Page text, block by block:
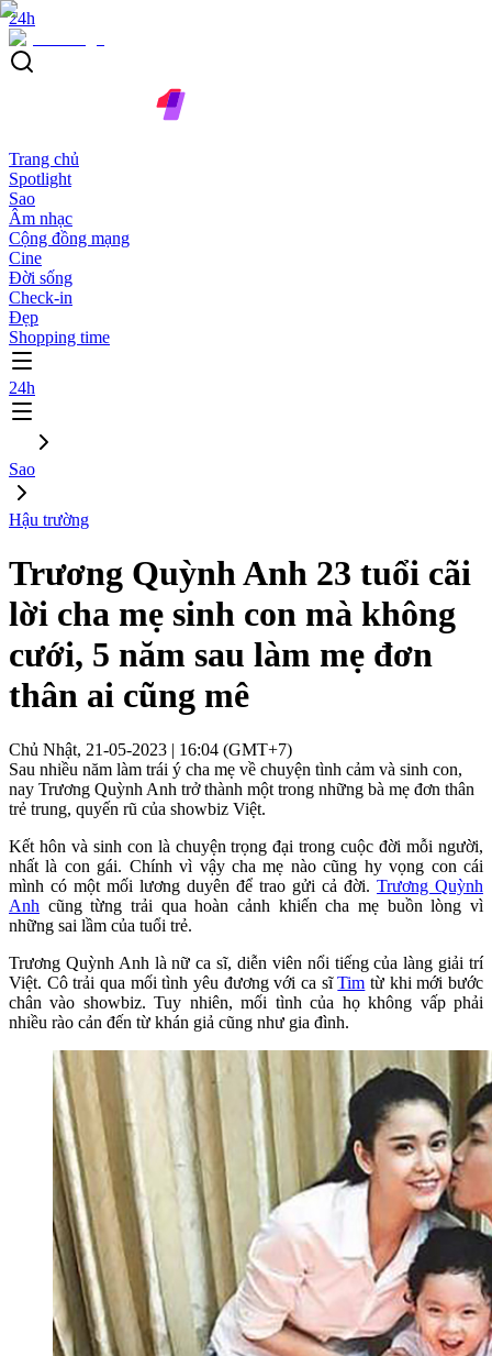
24h
Trang chủ
Spotlight
Sao
Âm nhạc
Cộng đồng mạng
Cine
Đời sống
Check-in
Đẹp
Shopping time
24h
Sao
Hậu trường
Trương Quỳnh Anh 23 tuổi cãi
lời cha mẹ sinh con mà không
cưới, 5 năm sau làm mẹ đơn
thân ai cũng mê
Chủ Nhật, 21-05-2023 | 16:04 (GMT+7)
Sau nhiều năm làm trái ý cha mẹ về chuyện tình cảm và sinh con,
nay Trương Quỳnh Anh trở thành một trong những bà mẹ đơn thân
trẻ trung, quyến rũ của showbiz Việt.
Kết hôn và sinh con là chuyện trọng đại trong cuộc đời mỗi người,
nhất là con gái. Chính vì vậy cha mẹ nào cũng hy vọng con cái
mình có một mối lương duyên để trao gửi cả đời. Trương Quỳnh
Anh cũng từng trải qua hoàn cảnh khiến cha mẹ buồn lòng vì
những sai lầm của tuổi trẻ.
Trương Quỳnh Anh là nữ ca sĩ, diễn viên nổi tiếng của làng giải trí
Việt. Cô trải qua mối tình yêu đương với ca sĩTim từ khi mới bước
chân vào showbiz. Tuy nhiên, mối tình của họ không vấp phải
nhiều rào cản đến từ khán giả cũng như gia đình.